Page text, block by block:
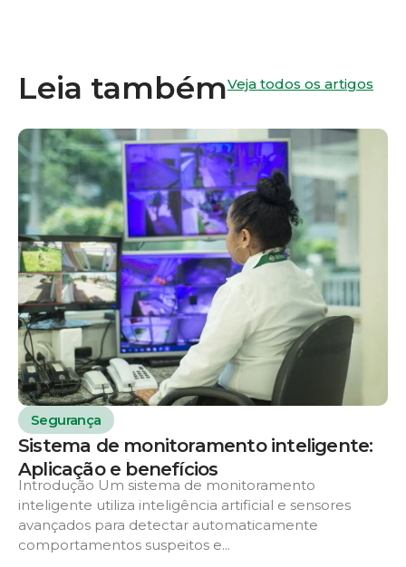
Leia tambémVeja todos os artigos
Segurança
Sistema de monitoramento inteligente:
Aplicação e benefícios
Introdução Um sistema de monitoramento
inteligente utiliza inteligência artificial e sensores
avançados para detectar automaticamente
comportamentos suspeitos e...